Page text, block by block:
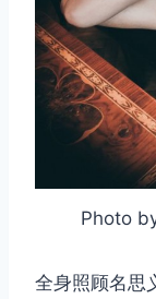
Photo
全身照顾名思